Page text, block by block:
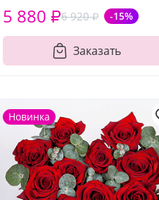
6 920 ₽ -15%
5 880 ₽
Заказать
Новинка